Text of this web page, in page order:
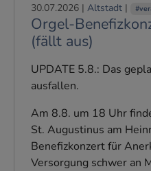
30.07.2026 | Altstadt |
Orgel-
(fällt aus)
UPDATE 5.8.: Das
ausfallen.
Am 8.8. um 18 Uhr
St. Augustinus am
Benefizkonzert für
Versorgung schwer an